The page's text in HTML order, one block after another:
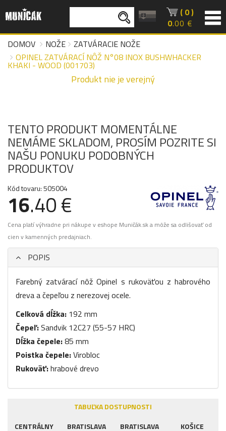
( 0 )
0.00 €
DOMOV
NOŽE
ZATVÁRACIE NOŽE
OPINEL ZATVÁRACÍ NÔŽ N°08 INOX BUSHWHACKER
KHAKI - WOOD (001703)
Produkt nie je verejný
TENTO PRODUKT MOMENTÁLNE
NEMÁME SKLADOM, PROSÍM POZRITE SI
NAŠU PONUKU PODOBNÝCH
PRODUKTOV
Kód tovaru: 505004
16.40 €
Cena platí výhradne pri nákupe v eshope Muničák.sk a môže sa odlišovať od
cien v kamenných predajniach.
POPIS
Farebný zatvárací nôž Opinel s rukoväťou z habrového
dreva a čepeľou z nerezovej ocele.
Celková dĺžka: 192 mm
Čepeľ:Sandvik 12C27 (55-57 HRC)
Dĺžka čepele:85 mm
Poistka čepele:Virobloc
Rukoväť:hrabové drevo
TABUĽKA DOSTUPNOSTI
CENTRÁLNY
BRATISLAVA
BRATISLAVA
KOŠICE